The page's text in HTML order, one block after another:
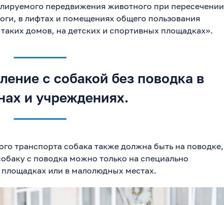
передвижения животного при пересечении
в лифтах и помещениях общего пользования
домов, на детских и спортивных площадках».
с собакой без поводка в
и учреждениях.
транспорта собака также должна быть на поводке,
с поводка можно только на специально
или в малолюдных местах.